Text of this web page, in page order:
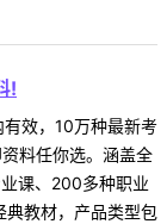
!
效，10万种最新考
料任你选。涵盖全
课、200多种职业
教材，产品类型包